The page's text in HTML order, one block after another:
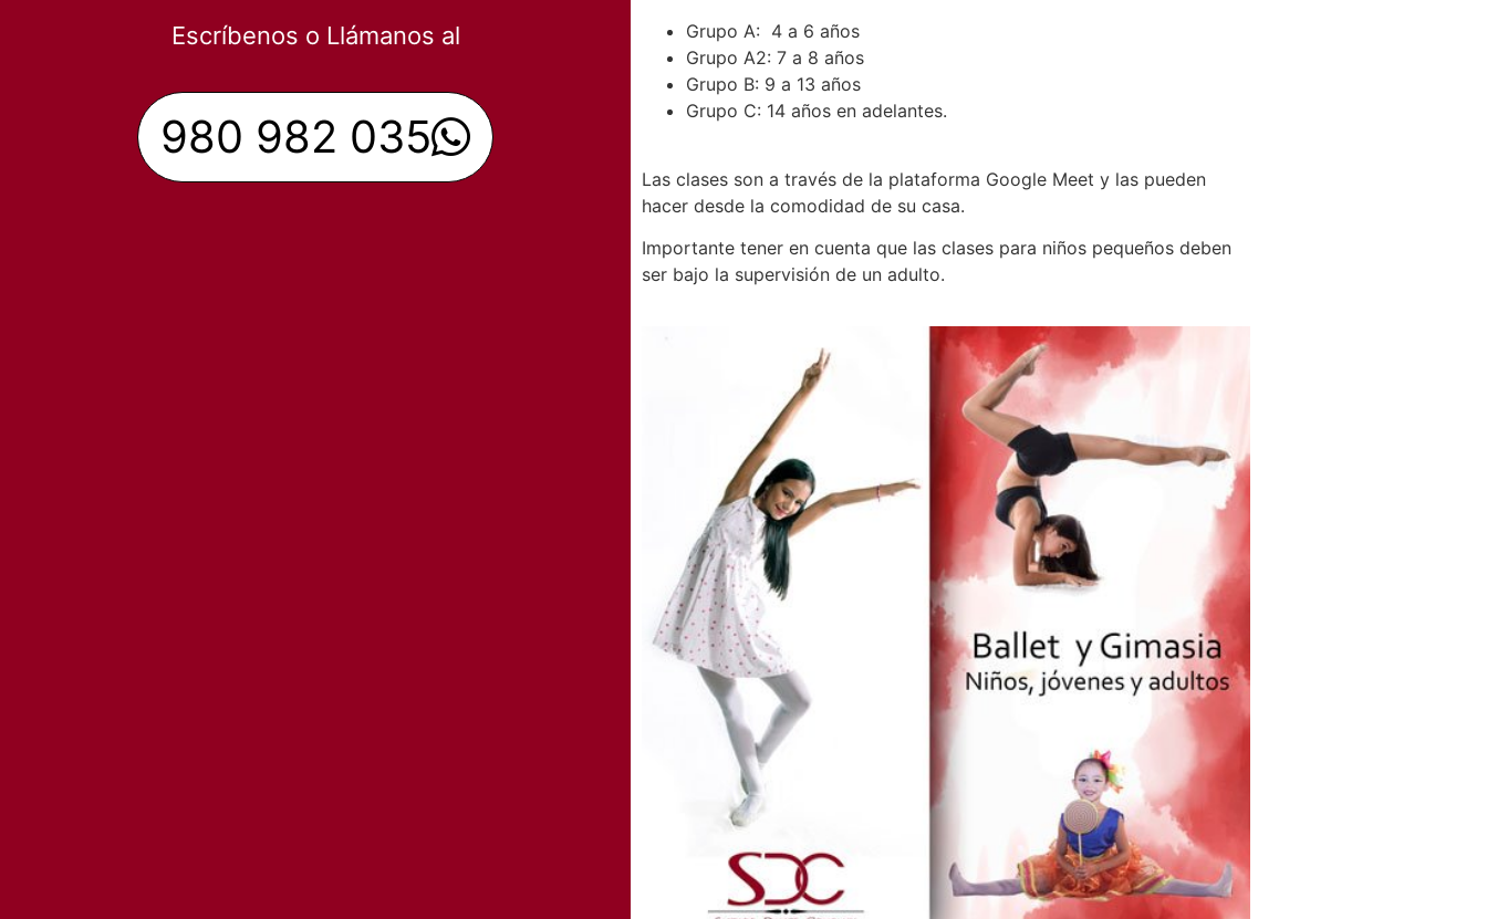
Escríbenos o Llámanos al
980 982 035
Grupo A: 4 a 6 años
Grupo A2: 7 a 8 años
Grupo B: 9 a 13 años
Grupo C: 14 años en adelantes.
Las clases son a través de la plataforma Google Meet y las pueden
hacer desde la comodidad de su casa.
Importante tener en cuenta que las clases para niños pequeños deben
ser bajo la supervisión de un adulto.